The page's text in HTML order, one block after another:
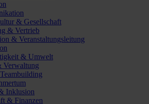
& Gesellschaft
& Vertrieb
& Veranstaltungsleitung
& Umwelt
Verwaltung
Inklusion
& Finanzen